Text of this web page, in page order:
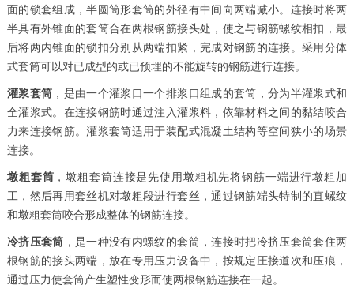
面的锁套组成，半圆筒形套筒的外径有中间向两端减小。连接时将两
半具有外锥面的套筒合在两根钢筋接头处，使之与钢筋螺纹相扣，最
后将两内锥面的锁扣分别从两端扣紧，完成对钢筋的连接。采用分体
式套筒可以对已成型的或已预埋的不能旋转的钢筋进行连接。
灌浆套筒 ，是由一个灌浆口一个排浆口组成的套筒，分为半灌浆式和
全灌浆式。在连接钢筋时通过注入灌浆料，依靠材料之间的黏结咬合
力来连接钢筋。灌浆套筒适用于装配式混凝土结构等空间狭小的场景
连接。
墩粗套筒 ，墩粗套筒连接是先使用墩粗机先将钢筋一端进行墩粗加
工，然后再用套丝机对墩粗段进行套丝，通过钢筋端头特制的直螺纹
和墩粗套筒咬合形成整体的钢筋连接。
冷挤压套筒 ，是一种没有内螺纹的套筒，连接时把冷挤压套筒套住两
根钢筋的接头两端，放在专用压力设备中，按规定圧接道次和压痕，
通过压力使套筒产生塑性变形而使两根钢筋连接在一起。